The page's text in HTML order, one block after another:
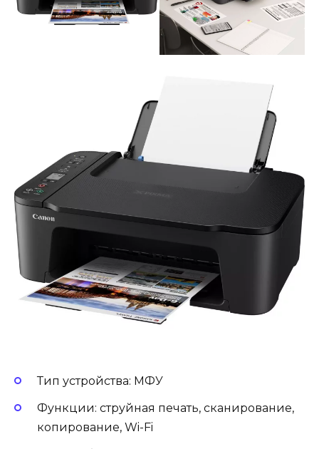
Тип устройства: МФУ
Функции: струйная печать, сканирование,
копирование, Wi-Fi